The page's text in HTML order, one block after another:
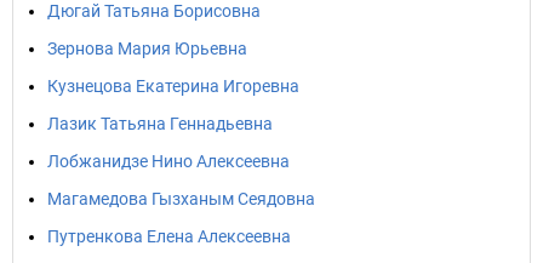
Дюгай Татьяна Борисовна
Зернова Мария Юрьевна
Кузнецова Екатерина Игоревна
Лазик Татьяна Геннадьевна
Лобжанидзе Нино Алексеевна
Магамедова Гызханым Сеядовна
Путренкова Елена Алексеевна